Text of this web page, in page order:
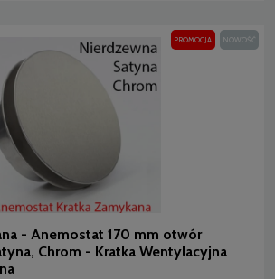
- Anemostat 170 mm otwór
Chrom - Kratka Wentylacyjna
PROMOCJA NOWOŚĆ